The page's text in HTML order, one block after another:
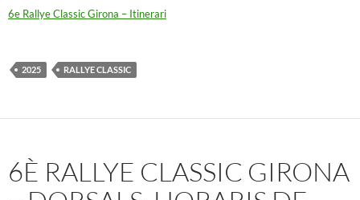
6e Rallye Classic Girona – Itinerari
2025 RALLYE CLASSIC
6È RALLYE CLASSIC GIRONA